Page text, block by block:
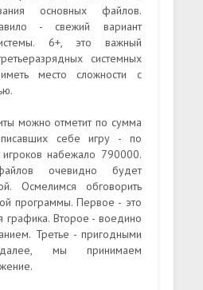
основных файлов.
- свежий вариант
6+, это важный
системных
место сложности с
можно отметит по сумма
себе игру - по
набежало 790000.
очевидно будет
Осмелимся обговорить
программы. Первое - это
графика. Второе - воедино
Третье - пригодными
далее, мы принимаем